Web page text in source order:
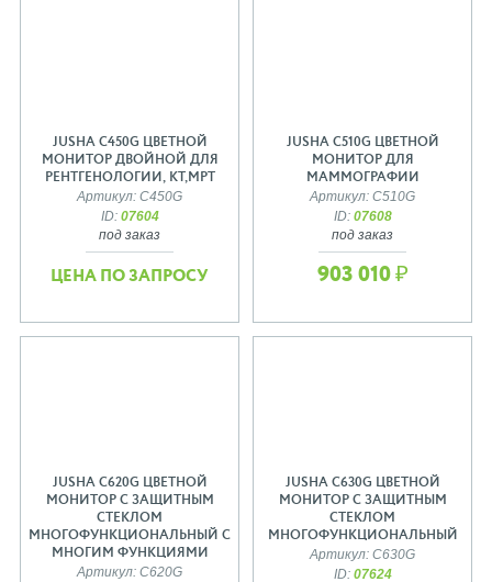
JUSHA C450G ЦВЕТНОЙ
МОНИТОР ДВОЙНОЙ ДЛЯ
РЕНТГЕНОЛОГИИ, КТ,МРТ
Артикул: C450G
ID: 07604
под заказ
ЦЕНА ПО ЗАПРОСУ
JUSHA C510G ЦВЕТНОЙ
МОНИТОР ДЛЯ
МАММОГРАФИИ
Артикул: C510G
ID: 07608
под заказ
903 010 ₽
JUSHA C620G ЦВЕТНОЙ
МОНИТОР С ЗАЩИТНЫМ
СТЕКЛОМ
МНОГОФУНКЦИОНАЛЬНЫЙ С
МНОГИМ ФУНКЦИЯМИ
Артикул: C620G
JUSHA C630G ЦВЕТНОЙ
МОНИТОР С ЗАЩИТНЫМ
СТЕКЛОМ
МНОГОФУНКЦИОНАЛЬНЫЙ
Артикул: C630G
ID: 07624